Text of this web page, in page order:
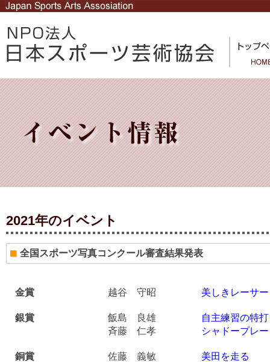
2021年のイベント
全国スポーツ写真コンクール審査結果発表
金賞 越谷 守昭 美しきレーサー
銀賞
飯島 良雄
斉藤 仁孝
自主練習の特打
シャドープレー
銅賞
佐藤 義敏
美田を走る